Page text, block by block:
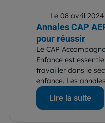
Le 08 avril
Annales CAP
pour réussir
Le CAP
Enfance est
travailler dans le
enfance. Les annales
Lire la suite